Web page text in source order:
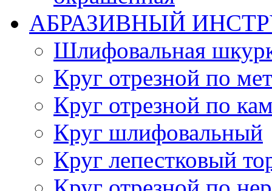
АБРАЗИВНЫЙ
Шлифовальная
Круг отрезной по
Круг отрезной по
Круг шлифовальный
Круг лепестковый